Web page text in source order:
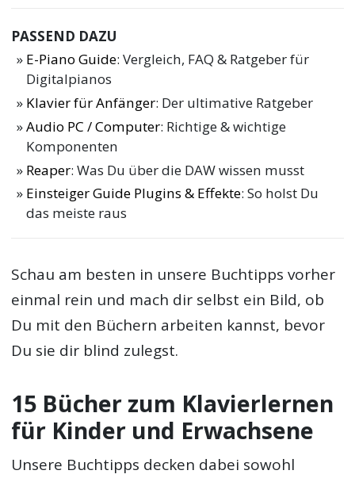
PASSEND DAZU
E-Piano Guide: Vergleich, FAQ & Ratgeber für
Digitalpianos
Klavier für Anfänger: Der ultimative Ratgeber
Audio PC / Computer: Richtige & wichtige
Komponenten
Reaper: Was Du über die DAW wissen musst
Einsteiger Guide Plugins & Effekte: So holst Du
das meiste raus
Schau am besten in unsere Buchtipps vorher
einmal rein und mach dir selbst ein Bild, ob
Du mit den Büchern arbeiten kannst, bevor
Du sie dir blind zulegst.
15 Bücher zum Klavierlernen
für Kinder und Erwachsene
Unsere Buchtipps decken dabei sowohl